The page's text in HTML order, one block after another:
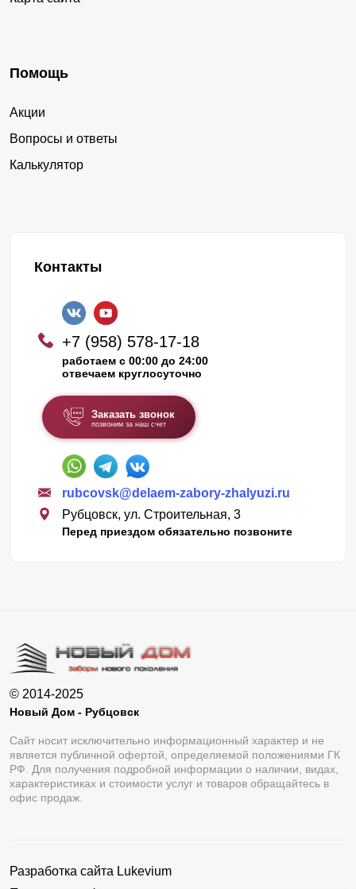
Помощь
Акции
Вопросы и ответы
Калькулятор
Контакты
+7 (958) 578-17-18
работаем с 00:00 до 24:00
отвечаем круглосуточно
Заказать звонок
позвоним за наш счет
rubcovsk@delaem-zabory-zhalyuzi.ru
Рубцовск, ул. Строительная, 3
Перед приездом обязательно позвоните
© 2014-2025
Новый Дом - Рубцовск
Сайт носит исключительно информационный характер и не
является публичной офертой, определяемой положениями ГК
РФ. Для получения подробной информации о наличии, видах,
характеристиках и стоимости услуг и товаров обращайтесь в
офис продаж.
Разработка сайта Lukevium